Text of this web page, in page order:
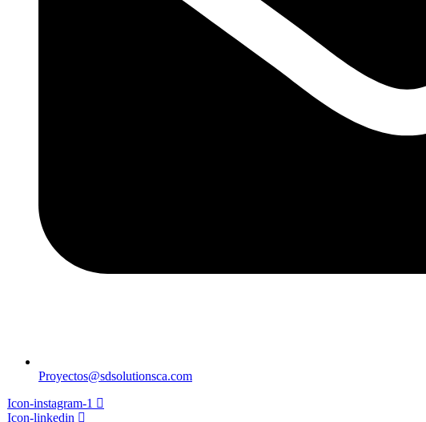
Proyectos@sdsolutionsca.com
Icon-instagram-1
Icon-linkedin